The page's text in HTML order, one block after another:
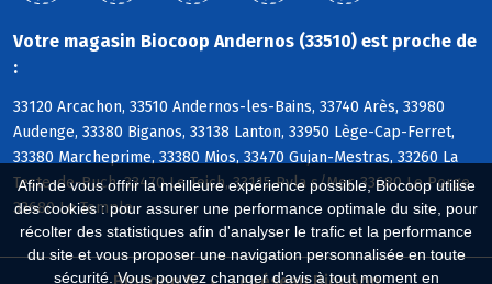
Afin de vous offrir la meilleure expérience possible, Biocoop utilise
des cookies : pour assurer une performance optimale du site, pour
récolter des statistiques afin d'analyser le trafic et la performance
du site et vous proposer une navigation personnalisée en toute
sécurité. Vous pouvez changer d'avis à tout moment en
Votre magasin Biocoop Andernos (33510) est proche de
:
33120 Arcachon, 33510 Andernos-les-Bains, 33740 Arès, 33980
Audenge, 33380 Biganos, 33138 Lanton, 33950 Lège-Cap-Ferret,
33380 Marcheprime, 33380 Mios, 33470 Gujan-Mestras, 33260 La
Teste-de-Buch, 33470 Le Teich, 33115 Pyla s/Mer, 33680 Le Porge,
33680 Le Temple